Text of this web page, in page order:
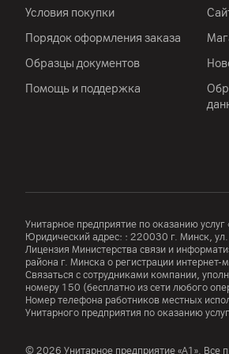
Условия покупки
Порядок оформления заказа
Образцы документов
Помощь и поддержка
Унитарное предприятие по оказанию услуг
Юридический адрес: : 220030 г. Минск,
Лицензия Министерства связи и
района г. Минска о регистрации
Связаться с сотрудниками компании,
номеру 150 (бесплатно из сети любого
Номер телефона работников местных
Унитарного предприятия по оказанию
© 2026 Унитарное предприятие «А1». Все